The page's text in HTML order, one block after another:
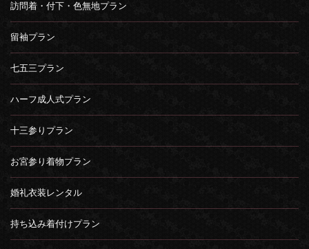
訪問着・付下・色無地プラン
留袖プラン
七五三プラン
ハーフ成人式プラン
十三参りプラン
お宮参り着物プラン
婚礼衣装レンタル
持ち込み着付けプラン